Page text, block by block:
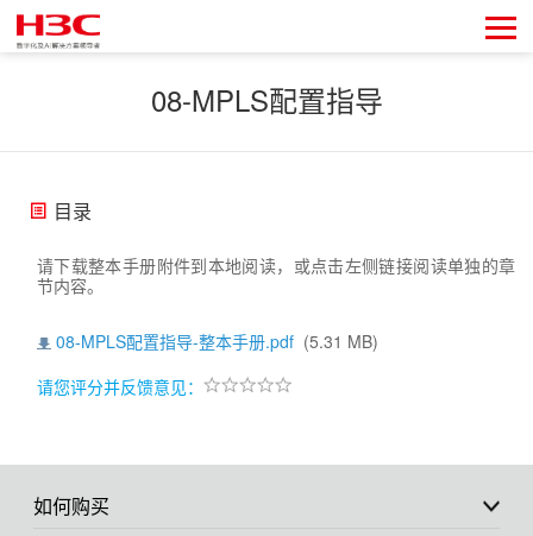
08-MPLS配置指导
目录
请下载整本手册附件到本地阅读，或点击左侧链接阅读单独的章
节内容。
08-MPLS配置指导-整本手册.pdf (5.31 MB)
请您评分并反馈意见：
如何购买